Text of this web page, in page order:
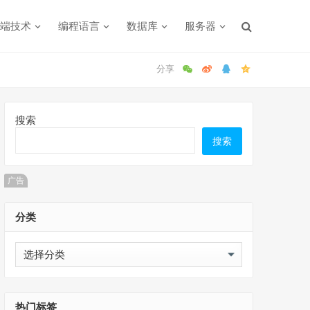
技术 编程语言 数据库 服务器
搜索
搜索
广告
分类
分
类
热门标签